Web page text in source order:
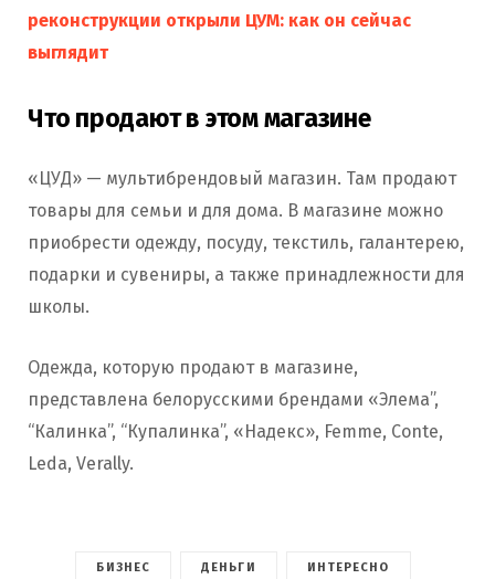
реконструкции открыли ЦУМ: как он сейчас
выглядит
Что продают в этом магазине
«ЦУД» — мультибрендовый магазин. Там продают
товары для семьи и для дома. В магазине можно
приобрести одежду, посуду, текстиль, галантерею,
подарки и сувениры, а также принадлежности для
школы.
Одежда, которую продают в магазине,
представлена белорусскими брендами «Элема”,
“Калинка”, “Купалинка”, «Надекс», Femme, Сonte,
Leda, Verally.
БИЗНЕС ДЕНЬГИ ИНТЕРЕСНО